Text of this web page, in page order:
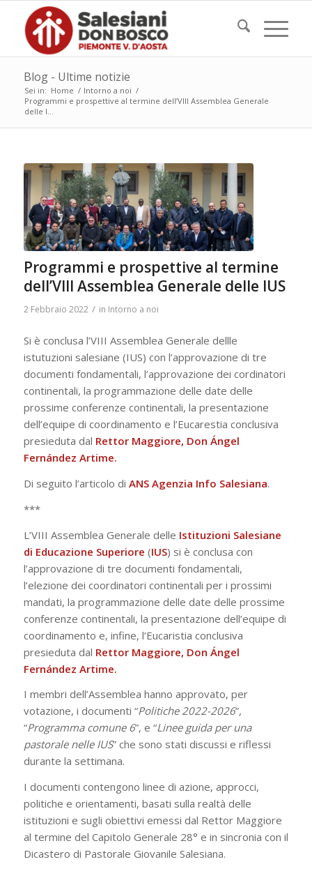
Blog - Ultime notizie
Sei in: Home / Intorno a noi /
Programmi e prospettive al termine dell’VIII Assemblea Generale
delle I...
Programmi e prospettive al termine
dell’VIII Assemblea Generale delle IUS
2 Febbraio 2022 / in Intorno a noi
Si è conclusa l’VIII Assemblea Generale dellle
istutuzioni salesiane (IUS) con l’approvazione di tre
documenti fondamentali, l’approvazione dei cordinatori
continentali, la programmazione delle date delle
prossime conferenze continentali, la presentazione
dell’equipe di coordinamento e l’Eucarestia conclusiva
presieduta dal Rettor Maggiore, Don Ángel
Fernández Artime.
Di seguito l’articolo di ANS Agenzia Info Salesiana.
***
L’VIII Assemblea Generale delle Istituzioni Salesiane
di Educazione Superiore (IUS) si è conclusa con
l’approvazione di tre documenti fondamentali,
l’elezione dei coordinatori continentali per i prossimi
mandati, la programmazione delle date delle prossime
conferenze continentali, la presentazione dell’equipe di
coordinamento e, infine, l’Eucaristia conclusiva
presieduta dal Rettor Maggiore, Don Ángel
Fernández Artime.
I membri dell’Assemblea hanno approvato, per
votazione, i documenti “Politiche 2022-2026”,
“Programma comune 6”, e “Linee guida per una
pastorale nelle IUS” che sono stati discussi e riflessi
durante la settimana.
I documenti contengono linee di azione, approcci,
politiche e orientamenti, basati sulla realtà delle
istituzioni e sugli obiettivi emessi dal Rettor Maggiore
al termine del Capitolo Generale 28° e in sincronia con il
Dicastero di Pastorale Giovanile Salesiana.